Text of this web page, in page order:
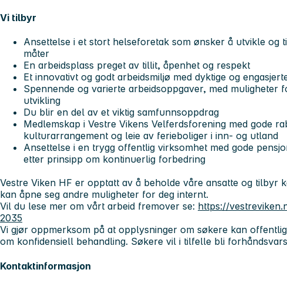
Vi tilbyr
Ansettelse i et stort helseforetak som ønsker å utvikle og
måter
En arbeidsplass preget av tillit, åpenhet og respekt
Et innovativt og godt arbeidsmiljø med dyktige og
Spennende og varierte arbeidsoppgaver, med muligheter
utvikling
Du blir en del av et viktig samfunnsoppdrag
Medlemskap i Vestre Vikens Velferdsforening med gode
kulturarrangement og leie av ferieboliger i inn- og utland
Ansettelse i en trygg offentlig virksomhet med gode
etter prinsipp om kontinuerlig forbedring
Vestre Viken HF er opptatt av å beholde våre ansatte og tilbyr
kan åpne seg andre muligheter for deg internt.
Vil du lese mer om vårt arbeid fremover se: https://
2035
Vi gjør oppmerksom på at opplysninger om søkere kan
om konfidensiell behandling. Søkere vil i tilfelle bli
Kontaktinformasjon